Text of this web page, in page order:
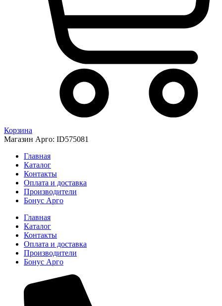
Корзина
Магазин Арго: ID575081
Главная
Каталог
Контакты
Оплата и доставка
Производители
Бонус Арго
Главная
Каталог
Контакты
Оплата и доставка
Производители
Бонус Арго